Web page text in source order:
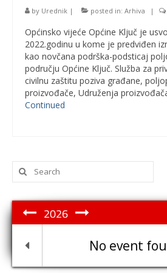
by Urednik | posted in: Arhiva |
Općinsko vijeće Općine Ključ je
2022.godinu u kome je predviđen
kao novčana podrška-podsticaj
području Općine Ključ. Služba za
civilnu zaštitu poziva građane,
proizvođače, Udruženja
Continued
Search
for:
2026
No event